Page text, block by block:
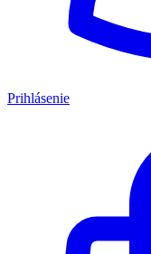
Prihlásenie